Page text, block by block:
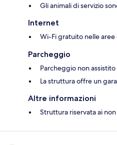
Gli animali di servizio
Internet
Wi-Fi gratuito nelle aree
Parcheggio
Parcheggio non
La struttura offre un
Altre informazioni
Struttura riservata ai